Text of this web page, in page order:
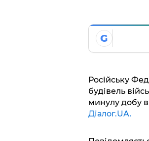
G
Російську
будівель
минулу добу
Діалог.UA.